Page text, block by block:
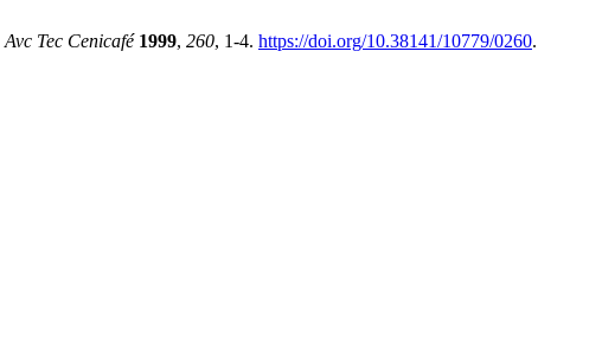
Avc Tec Cenicafé 1999, 260, 1-4. https://doi.org/10.38141/10779/0260.